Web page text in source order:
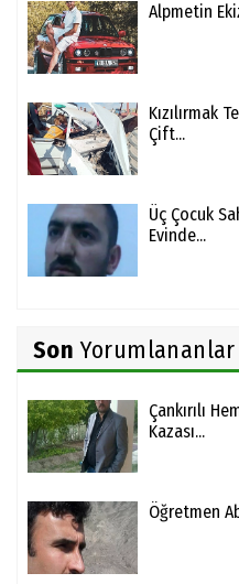
Alpmetin
Kızılırmak
Çift...
Üç Çocuk
Evinde...
Son Yorumlananlar
Çankırılı
Kazası...
Öğretmen